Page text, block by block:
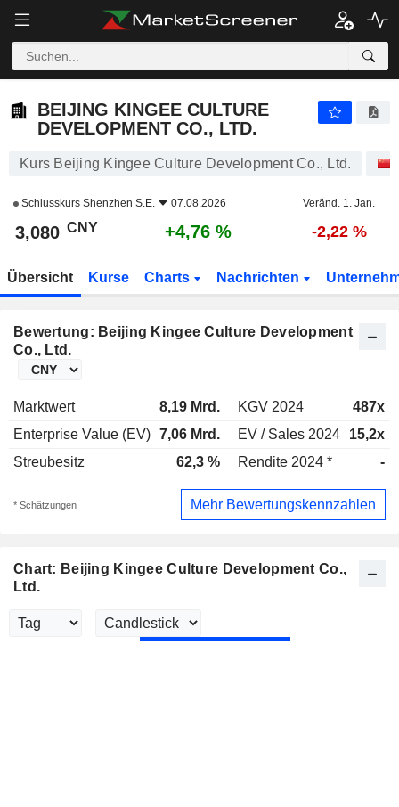
BEIJING KINGEE CULTURE
DEVELOPMENT CO., LTD.
Kurs Beijing Kingee Culture Development Co., Ltd.
Schlusskurs Shenzhen S.E. 07.08.2026 Veränd. 1. Jan.
3,080 CNY +4,76 % -2,22 %
Übersicht Kurse Charts Nachrichten
Bewertung: Beijing Kingee Culture Development
Co., Ltd.
Marktwert 8,19 Mrd. KGV 2024
487x
Enterprise Value (EV) 7,06 Mrd. EV / Sales 2024
15,2x
Streubesitz
62,3 % Rendite 2024 * -
* Schätzungen Mehr Bewertungskennzahlen
Chart: Beijing Kingee Culture Development Co.,
Ltd.